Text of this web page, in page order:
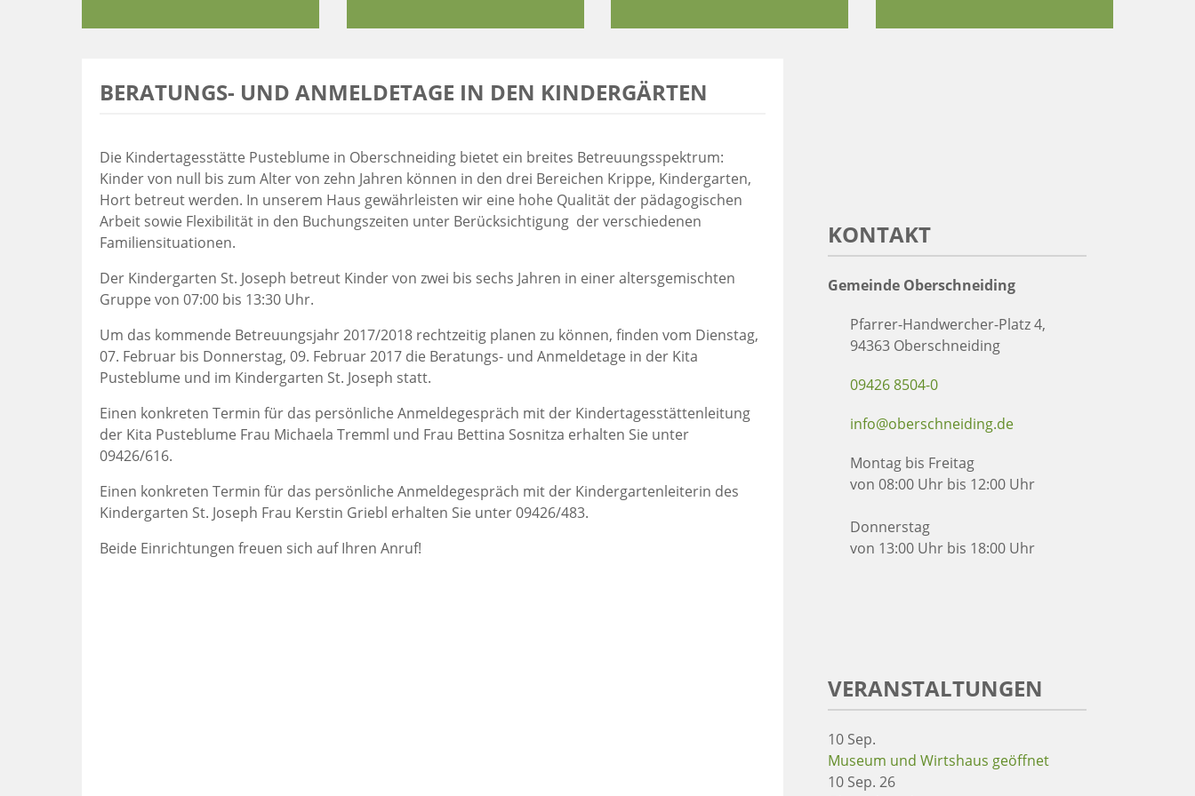
BERATUNGS- UND ANMELDETAGE IN DEN KINDERGÄRTEN
Die Kindertagesstätte Pusteblume in Oberschneiding bietet ein breites Betreuungsspektrum:
Kinder von null bis zum Alter von zehn Jahren können in den drei Bereichen Krippe, Kindergarten,
Hort betreut werden. In unserem Haus gewährleisten wir eine hohe Qualität der pädagogischen
Arbeit sowie Flexibilität in den Buchungszeiten unter Berücksichtigung der verschiedenen
Familiensituationen.
Der Kindergarten St. Joseph betreut Kinder von zwei bis sechs Jahren in einer altersgemischten
Gruppe von 07:00 bis 13:30 Uhr.
Um das kommende Betreuungsjahr 2017/2018 rechtzeitig planen zu können, finden vom Dienstag,
07. Februar bis Donnerstag, 09. Februar 2017 die Beratungs- und Anmeldetage in der Kita
Pusteblume und im Kindergarten St. Joseph statt.
Einen konkreten Termin für das persönliche Anmeldegespräch mit der Kindertagesstättenleitung
der Kita Pusteblume Frau Michaela Tremml und Frau Bettina Sosnitza erhalten Sie unter
09426/616.
Einen konkreten Termin für das persönliche Anmeldegespräch mit der Kindergartenleiterin des
Kindergarten St. Joseph Frau Kerstin Griebl erhalten Sie unter 09426/483.
Beide Einrichtungen freuen sich auf Ihren Anruf!
KONTAKT
Gemeinde Oberschneiding
Pfarrer-Handwercher-Platz 4,
94363 Oberschneiding
09426 8504-0
info@oberschneiding.de
Montag bis Freitag
von 08:00 Uhr bis 12:00 Uhr
Donnerstag
von 13:00 Uhr bis 18:00 Uhr
VERANSTALTUNGEN
10 Sep.
Museum und Wirtshaus geöffnet
10 Sep. 26